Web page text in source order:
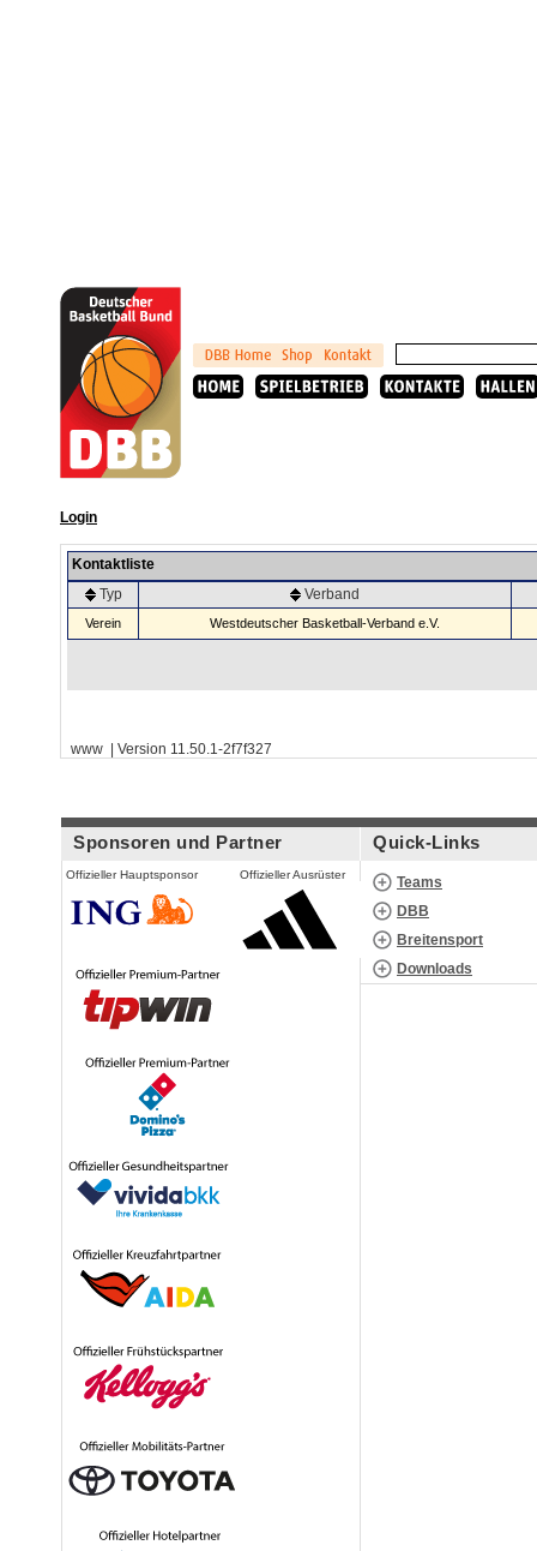
Login
Kontaktliste
Typ
Verband
Verein Westdeutscher Basketball-Verband e.V.
www | Version 11.50.1-2f7f327
Sponsoren und Partner
Offizieller Hauptsponsor Offizieller Ausrüster
Quick-Links
Teams
DBB
Breitensport
Downloads